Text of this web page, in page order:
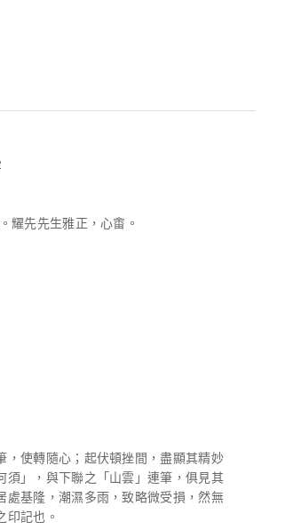
耀先先生雅正，心畬。
，使轉隨心；起伏頓挫間，盡顯其精妙
須」，與下聯之「山雲」連筆，俱見其
處基隆，潮濕多雨，致略微受損，然無
印記也。